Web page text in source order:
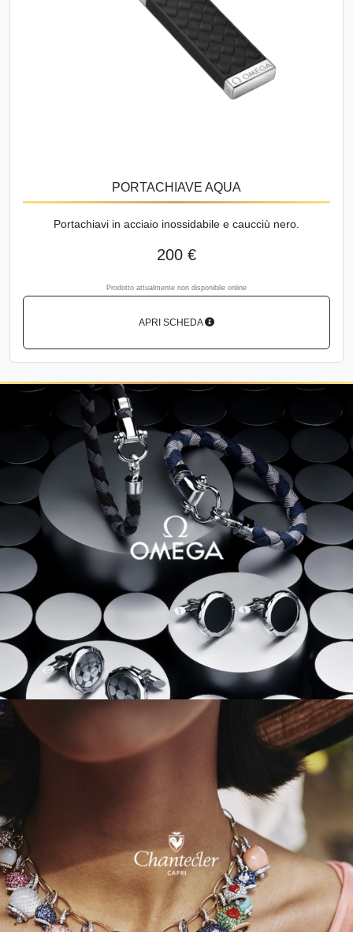
PORTACHIAVE AQUA
Portachiavi in acciaio inossidabile e caucciù nero.
200 €
Prodotto attualmente non disponibile online
APRI SCHEDA